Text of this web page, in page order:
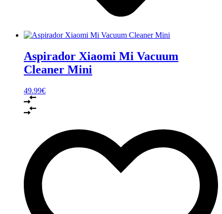
Aspirador Xiaomi Mi Vacuum
Cleaner Mini
49.99€